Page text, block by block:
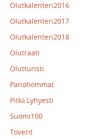
Olutkalenteri2016
Olutkalenteri2017
Olutkalenteri2018
Olutraati
Olutturisti
Panohommat
Pitkä Lyhyesti
Suomi100
Toverit